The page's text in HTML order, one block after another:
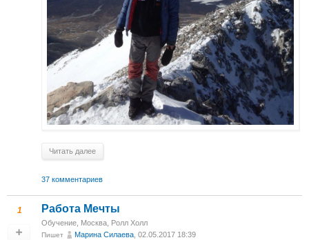
Читать далее
37 комментариев
1 Работа Мечты
Обучение Москва, Ролл Холл
Пишет Марина Силаева , 02.05.2017 18:39